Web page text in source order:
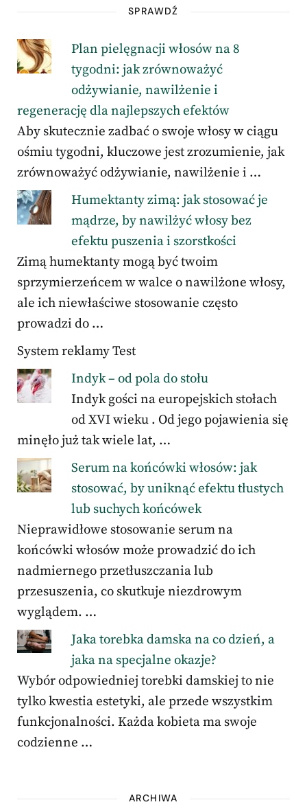
SPRAWDŹ
Plan pielęgnacji włosów na 8
tygodni: jak zrównoważyć
odżywianie, nawilżenie i
regenerację dla najlepszych efektów
Aby skutecznie zadbać o swoje włosy w ciągu
ośmiu tygodni, kluczowe jest zrozumienie, jak
zrównoważyć odżywianie, nawilżenie i …
Humektanty zimą: jak stosować je
mądrze, by nawilżyć włosy bez
efektu puszenia i szorstkości
Zimą humektanty mogą być twoim
sprzymierzeńcem w walce o nawilżone włosy,
ale ich niewłaściwe stosowanie często
prowadzi do …
System reklamy Test
Indyk – od pola do stołu
Indyk gości na europejskich stołach
od XVI wieku . Od jego pojawienia się
minęło już tak wiele lat, …
Serum na końcówki włosów: jak
stosować, by uniknąć efektu tłustych
lub suchych końcówek
Nieprawidłowe stosowanie serum na
końcówki włosów może prowadzić do ich
nadmiernego przetłuszczania lub
przesuszenia, co skutkuje niezdrowym
wyglądem. …
Jaka torebka damska na co dzień, a
jaka na specjalne okazje?
Wybór odpowiedniej torebki damskiej to nie
tylko kwestia estetyki, ale przede wszystkim
funkcjonalności. Każda kobieta ma swoje
codzienne …
ARCHIWA